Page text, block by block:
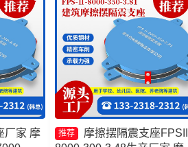
厂家 摩
推荐
摩擦摆隔震支座